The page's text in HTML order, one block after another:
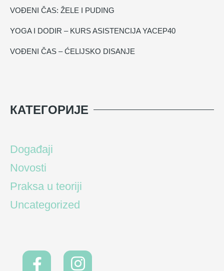
VOĐENI ČAS: ŽELE I PUDING
YOGA I DODIR – KURS ASISTENCIJA YACEP40
VOĐENI ČAS – ĆELIJSKO DISANJE
КАТЕГОРИЈЕ
Događaji
Novosti
Praksa u teoriji
Uncategorized